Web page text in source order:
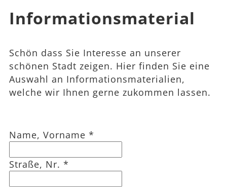
Informationsmaterial
Schön dass Sie Interesse an unserer
schönen Stadt zeigen. Hier finden Sie eine
Auswahl an Informationsmaterialien,
welche wir Ihnen gerne zukommen lassen.
Name, Vorname *
Straße, Nr. *